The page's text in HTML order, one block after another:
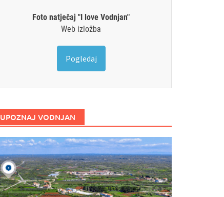
Foto natječaj "I love Vodnjan"
Web izložba
Pogledaj
UPOZNAJ VODNJAN